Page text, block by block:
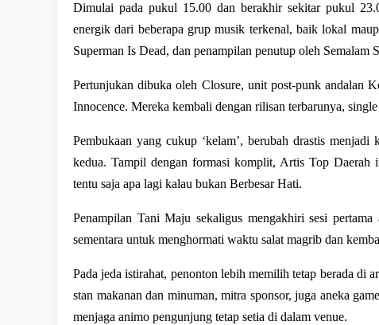
Dimulai pada pukul 15.00 dan berakhir sekitar pukul
energik dari beberapa grup musik terkenal, baik lokal
Superman Is Dead, dan penampilan penutup oleh Semalam
Pertunjukan dibuka oleh Closure, unit post-punk andalan
Innocence. Mereka kembali dengan rilisan terbarunya, single
Pembukaan yang cukup ‘kelam’, berubah drastis
kedua. Tampil dengan formasi komplit, Artis Top Daerah
tentu saja apa lagi kalau bukan Berbesar Hati.
Penampilan Tani Maju sekaligus mengakhiri sesi pertama
sementara untuk menghormati waktu salat magrib dan
Pada jeda istirahat, penonton lebih memilih tetap berada di
stan makanan dan minuman, mitra sponsor, juga aneka
menjaga animo pengunjung tetap setia di dalam venue.